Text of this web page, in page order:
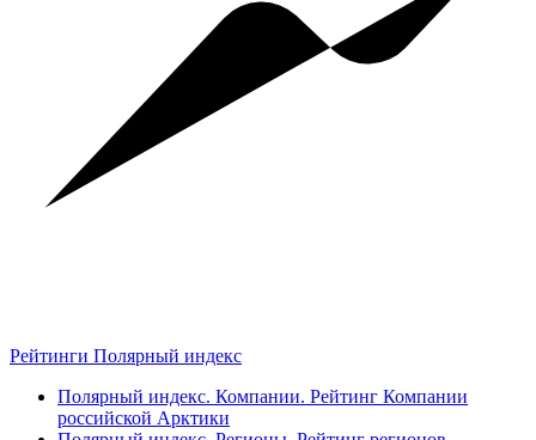
Рейтинги Полярный индекс
Полярный индекс. Компании. Рейтинг Компании
российской Арктики